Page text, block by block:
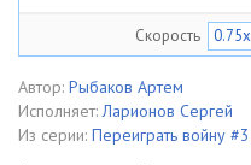
006
007
Скорость 0.75x
Автор: Рыбаков Артем
Исполняет: Ларионов Сергей
Из серии: Переиграть войну #3